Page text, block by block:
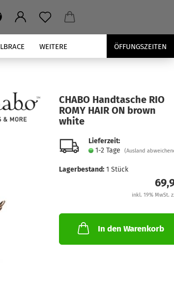
ÖFFUNGSZEITEN
WEITERE
CHABO Hand­ta­sche RIO
ROMY HAIR ON brown
white
Lieferzeit:
1-2 Tage
(Ausland
Lagerbestand: 1 Stück
inkl. 19% MwSt.
In den Warenkorb